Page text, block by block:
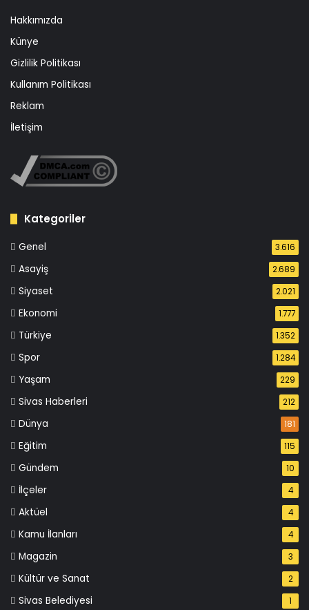
Hakkımızda
Künye
Gizlilik Politikası
Kullanım Politikası
Reklam
İletişim
Kategoriler
Genel 3.616
Asayiş 2.689
Siyaset 2.021
Ekonomi 1.777
Türkiye 1.352
Spor 1.284
Yaşam 229
Sivas Haberleri 212
Dünya 181
Eğitim 115
Gündem 10
İlçeler 4
Aktüel 4
Kamu İlanları 4
Magazin 3
Kültür ve Sanat 2
Sivas Belediyesi 1